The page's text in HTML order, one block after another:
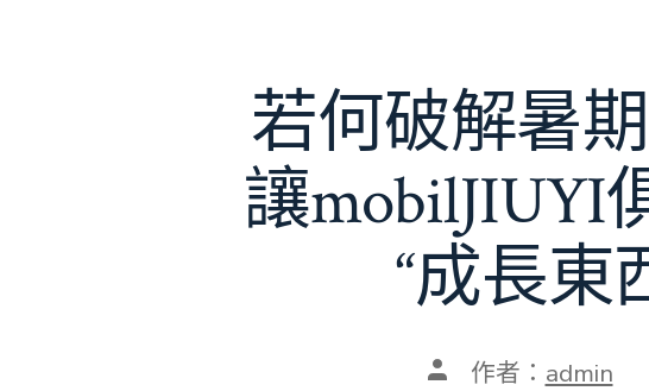
若何破解暑
讓mobilJIUYI
“成長東
文 作者： admin